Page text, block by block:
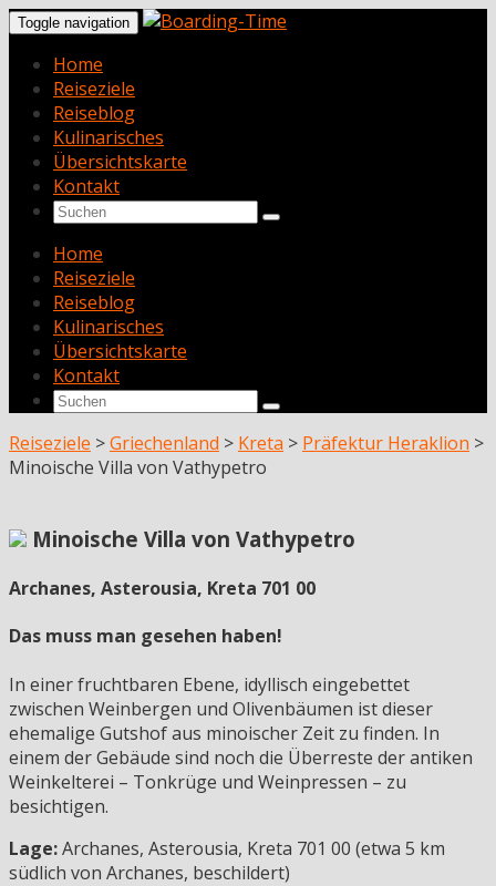
Toggle navigation
Home
Reiseziele
Reiseblog
Kulinarisches
Übersichtskarte
Kontakt
Home
Reiseziele
Reiseblog
Kulinarisches
Übersichtskarte
Kontakt
Reiseziele >Griechenland > Kreta > Präfektur Heraklion >
Minoische Villa von Vathypetro
Minoische Villa von Vathypetro
Archanes, Asterousia, Kreta 701 00
Das muss man gesehen haben!
In einer fruchtbaren Ebene, idyllisch eingebettet
zwischen Weinbergen und Olivenbäumen ist dieser
ehemalige Gutshof aus minoischer Zeit zu finden. In
einem der Gebäude sind noch die Überreste der antiken
Weinkelterei – Tonkrüge und Weinpressen – zu
besichtigen.
Lage:Archanes, Asterousia, Kreta 701 00 (etwa 5 km
südlich von Archanes, beschildert)